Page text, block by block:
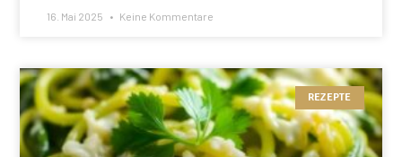
16. Mai 2025 Keine Kommentare
REZEPTE